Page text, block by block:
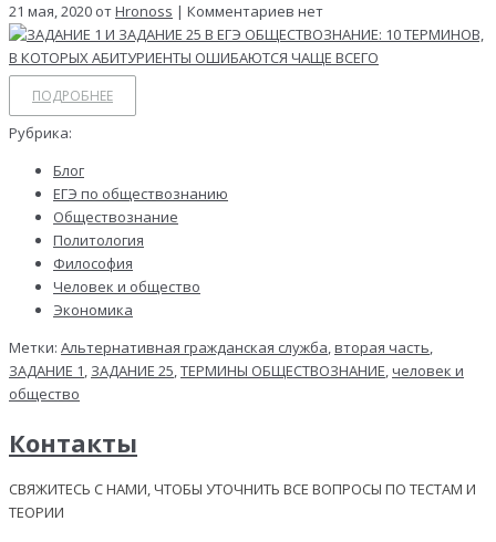
21 мая, 2020 отHronoss | Комментариев нет
ПОДРОБНЕЕ
Рубрика:
Блог
ЕГЭ по обществознанию
Обществознание
Политология
Философия
Человек и общество
Экономика
Метки: Альтернативная гражданская служба,вторая часть,
ЗАДАНИЕ 1, ЗАДАНИЕ 25,ТЕРМИНЫ ОБЩЕСТВОЗНАНИЕ,человек и
общество
Контакты
СВЯЖИТЕСЬ С НАМИ, ЧТОБЫ УТОЧНИТЬ ВСЕ ВОПРОСЫ ПО ТЕСТАМ И
ТЕОРИИ